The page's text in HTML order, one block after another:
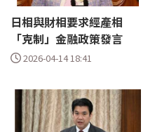
日相與財相要求經產相
「克制」金融政策發言
2026-04-14 18:41